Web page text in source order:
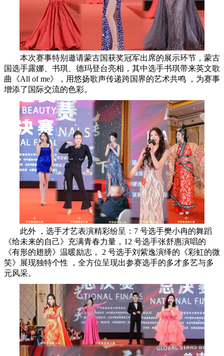
本次赛事特别邀请蒙古国获奖冠军出席的展示环节，蒙古
国选手露娜、书琪、德玛登台亮相，其中选手书琪带来英文歌
曲《All of me》，用悠扬歌声传递跨国界的艺术共鸣 ，为赛事
增添了国际交流的色彩。
此外 ，选手才艺表演精彩纷呈：7 号选手樊小冉的舞蹈
《给未来的自己》充满青春力量，12 号选手张舒惠演唱的
《有形的翅膀》温暖励志， 2 号选手刘紫逸演绎的《彩虹的微
笑》展现独特个性 ，全方位呈现出参赛选手的多才多艺与多
元风采。